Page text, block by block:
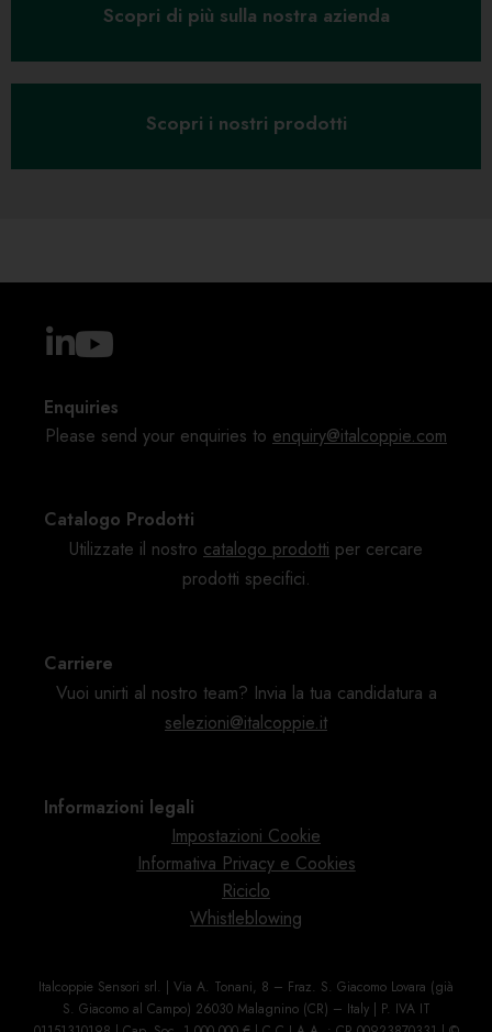
Scopri di più sulla nostra azienda
Scopri i nostri prodotti
Enquiries
Please send your enquiries to enquiry@italcoppie.com
Catalogo Prodotti
Utilizzate il nostro catalogo prodotti per cercare
prodotti specifici.
Carriere
Vuoi unirti al nostro team? Invia la tua candidatura a
selezioni@italcoppie.it
Informazioni legali
Impostazioni Cookie
Informativa Privacy e Cookies
Riciclo
Whistleblowing
Italcoppie Sensori srl. | Via A. Tonani, 8 – Fraz. S. Giacomo Lovara (già
S. Giacomo al Campo) 26030 Malagnino (CR) – Italy | P. IVA IT